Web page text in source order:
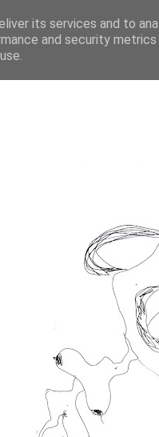
its services and to
and security